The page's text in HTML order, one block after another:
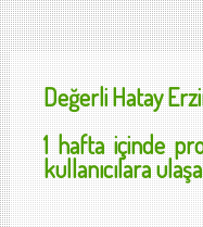
DeğerliHatay
1 hafta içinde
kullanıcılara